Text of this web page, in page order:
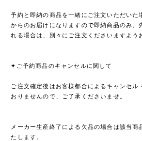
予約と即納の商品を一緒にご注文いただいた
からのお届けになりますので即納商品のみ、
れる場合は、別々にご注文くださいますよう
✦ご予約商品のキャンセルに関して
ご注文確定後はお客様都合によるキャンセル
おりませんので、ご了承くださいませ。
メーカー生産終了による欠品の場合は該当商
たします。